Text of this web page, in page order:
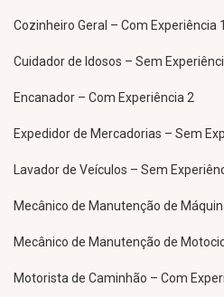
Cozinheiro Geral – Com Experiência 1
Cuidador de Idosos – Sem
Encanador – Com Experiência 2
Expedidor de Mercadorias – Sem
Lavador de Veículos – Sem
Mecânico de Manutenção de
Mecânico de Manutenção de
Motorista de Caminhão – Com